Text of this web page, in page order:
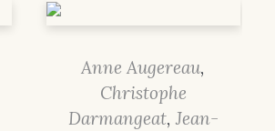
Anne Augereau,
Christophe
Darmangeat, Jean-